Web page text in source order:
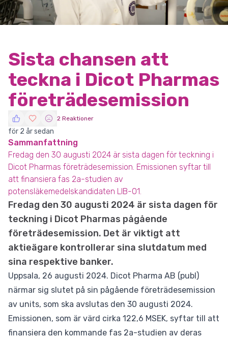
Sista chansen att
teckna i Dicot Pharmas
företrädesemission
2 Reaktioner
för 2 år sedan
Sammanfattning
Fredag den 30 augusti 2024 är sista dagen för teckning i
Dicot Pharmas företrädesemission. Emissionen syftar till
att finansiera fas 2a-studien av
potensläkemedelskandidaten LIB-01.
Fredag den 30 augusti 2024 är sista dagen för
teckning i Dicot Pharmas pågående
företrädesemission. Det är viktigt att
aktieägare kontrollerar sina slutdatum med
sina respektive banker.
Uppsala, 26 augusti 2024. Dicot Pharma AB (publ)
närmar sig slutet på sin pågående företrädesemission
av units, som ska avslutas den 30 augusti 2024.
Emissionen, som är värd cirka 122,6 MSEK, syftar till att
finansiera den kommande fas 2a-studien av deras